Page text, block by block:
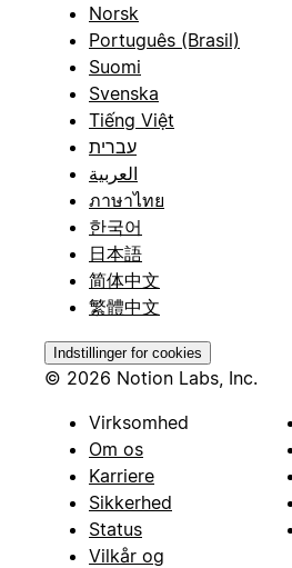
Norsk
Português (Brasil)
Suomi
Svenska
Tiếng Việt
עברית
العربية
ภาษาไทย
한국어
日本語
简体中文
繁體中文
Indstillinger for cookies
© 2026 Notion Labs, Inc.
Virksomhed
Om os
Karriere
Sikkerhed
Status
Vilkår og